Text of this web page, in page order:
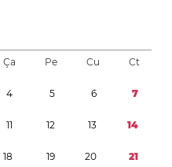
Ça Pe Cu Ct
4 5 6 7
11 12 13 14
18 19 20 21